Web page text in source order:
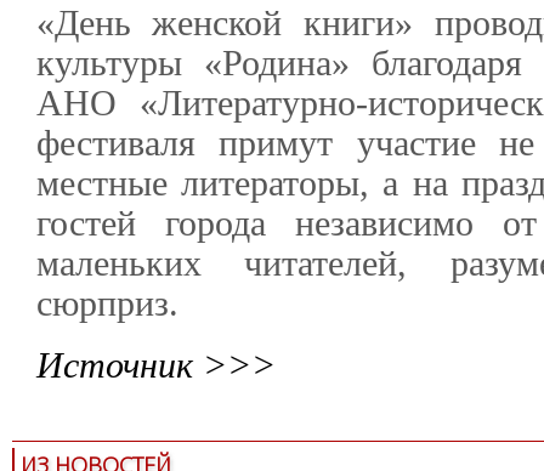
«День женской книги»
культуры «Родина»
АНО «Литературно-
фестиваля примут участие
местные литераторы, а на
гостей города независимо
маленьких читателей,
сюрприз.
Источник >>>